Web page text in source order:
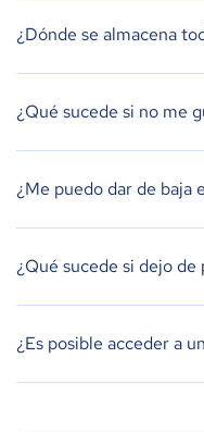
¿Dónde se almacena
¿Qué sucede si no me
¿Me puedo dar de baja
¿Qué sucede si dejo de
¿Es posible acceder a